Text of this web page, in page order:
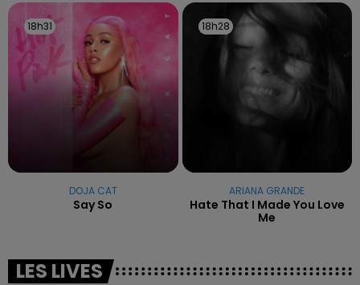
18h31
18h31
DOJA CAT
Say So
18h28
18h28
ARIANA GRANDE
Hate That I Made You Love
Me
LES LIVES